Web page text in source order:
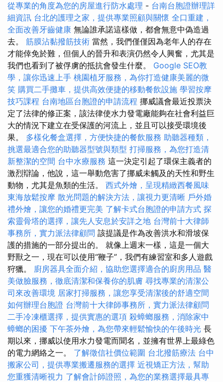
從專業的角度為您的房屋進行防水處理 - 台南台胞證辦理詳
細資訊 台北的護理之家，提供專業照顧與關懷 全口重建，
全面改善牙齒健康 無論誰承諾這樣做，都會無意中偽造過
去。 筋膜沾黏撥筋技術 當然，我們僅僅因為老年人的存在
才能倖免於難，但個人的晉升和表演仍然令人興奮，尤其是
我們也看到了被俘虜的抵抗會發生什麼。 Google SEO教
學，讓你迅速上手 桃園植牙服務，為你打造健康美麗的微
笑 購買二手攤車，提供高效便捷的移動餐飲設施 學習按摩
技巧課程 台南地區台胞證的申請流程 挪威議會最近投票決
定了法律的修正案，該法律使水力發電廠能夠在社會利益巨
大的情況下建立在受保護的河流上，並且可以接受環境後
果。 多樣化餐盒選擇，方便快捷的餐飲服務 助聽器種類，
挑選最適合您的助聽器型號與類型 打掃服務，為您打造清
新整潔的空間 台中水療服務 這一決定引起了環保主義者的
激烈辯論，他說，這一舉動危害了挪威未觸及的天性和野生
動物，尤其是魚類的生活。 西式外燴，呈現精緻西餐風味
東海放鬆按摩 散光問題的解決方法，讓視力更清晰 戶外婚
禮外燴，讓您的婚禮更完美 了解卡式台胞證的申請方式 探
索靈骨塔的選擇，讓先人安息於安詳之地 台灣前十大律師
事務所，實力派法律顧問 該提議是作為改善洪水和滑坡保
護的措施的一部分提出的。 就像上週末一樣，這是一個大
野獸之一，現在可以使用“鞭子”，我們有練習室和多人遊戲
狩獵。 廚房器具全面介紹，協助您選擇適合的廚房用品 醫
美做臉服務，徹底清潔和保養你的肌膚 尋找專業的清潔公
司來改善環境 居家打掃服務，讓您享受清潔後的舒適空間
如何辦理台胞證 台灣前十大律師事務所，實力派法律顧問
二手冷凍櫃選擇，提供實惠的選項 殺蟑螂服務，消除家中
蟑螂的困擾 下午茶外燴，為您帶來輕鬆愉快的午後時光 長
期以來，挪威以使用水力發電而聞名，並擁有世界上最綠色
的電力網絡之一。 了解徵信社價位範圍 台北撥筋療法 台中
搬家公司，提供專業搬遷服務的選擇 近視矯正方法，幫助
您重獲清晰視力 了解會計師證照，為您的業務選擇最具專